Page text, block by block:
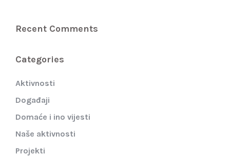
Recent Comments
Categories
Aktivnosti
Događaji
Domaće i ino vijesti
Naše aktivnosti
Projekti